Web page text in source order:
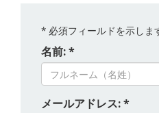
* 必須フィールドを示しま
名前: *
メールアドレス: *